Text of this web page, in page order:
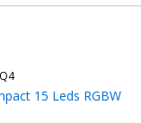
15 Leds RGBW